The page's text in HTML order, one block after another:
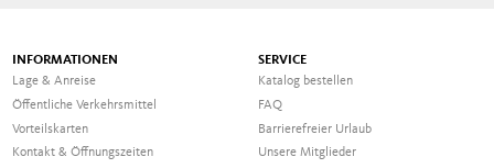
INFORMATIONEN
Lage & Anreise
Öffentliche Verkehrsmittel
Vorteilskarten
Kontakt & Öffnungszeiten
SERVICE
Katalog bestellen
FAQ
Barrierefreier Urlaub
Unsere Mitglieder